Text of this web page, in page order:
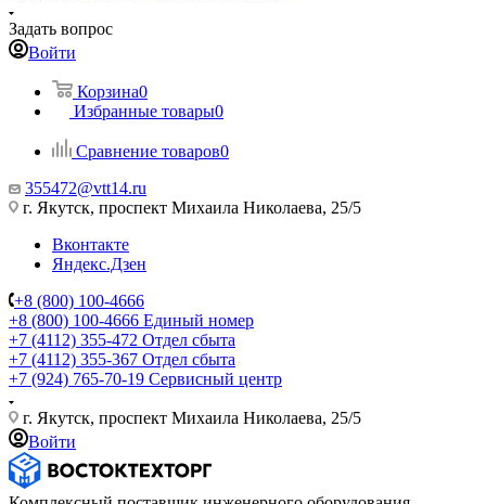
Задать вопрос
Войти
Корзина0
Избранные товары0
Сравнение товаров0
355472@vtt14.ru
г. Якутск, проспект Михаила Николаева, 25/5
Вконтакте
Яндекс.Дзен
+8 (800) 100-4666
+8 (800) 100-4666 Единый номер
+7 (4112) 355-472 Отдел сбыта
+7 (4112) 355-367 Отдел сбыта
+7 (924) 765-70-19 Сервисный центр
г. Якутск, проспект Михаила Николаева, 25/5
Войти